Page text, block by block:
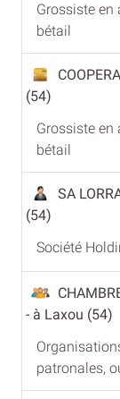
Grossiste en
bétail
(54)
Grossiste en
bétail
SA
(54)
Société
- à Laxou (54)
patronales,